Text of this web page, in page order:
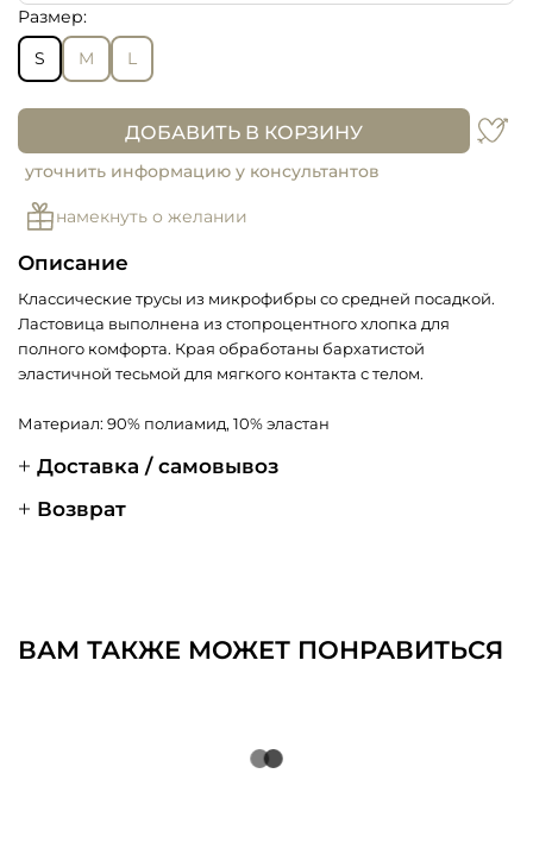
Размер:
S
M L
Черный
ДОБАВИТЬ В КОРЗИНУ
уточнить информацию у консультантов
намекнуть о желании
Описание
Классические трусы из микрофибры со средней посадкой.
Ластовица выполнена из стопроцентного хлопка для
полного комфорта. Края обработаны бархатистой
эластичной тесьмой для мягкого контакта с телом.
Материал: 90% полиамид, 10% эластан
Доставка / самовывоз
Возврат
ВАМ ТАКЖЕ МОЖЕТ ПОНРАВИТЬСЯ